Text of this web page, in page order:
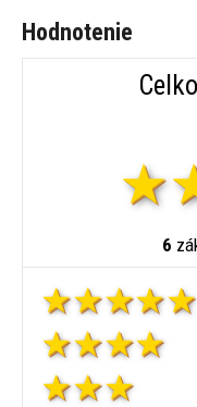
Hodnotenie
6